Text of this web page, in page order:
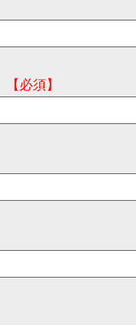
【必須】